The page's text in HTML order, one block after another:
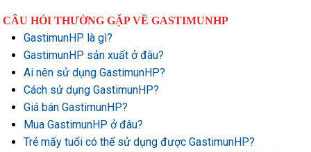
CÂU HỎI THƯỜNG GẶP VỀ GASTIMUNHP
GastimunHP là gì?
GastimunHP sản xuất ở đâu?
Ai nên sử dụng GastimunHP?
Cách sử dụng GastimunHP?
Giá bán GastimunHP?
Mua GastimunHP ở đâu?
Trẻ mấy tuổi có thể sử dụng được GastimunHP?